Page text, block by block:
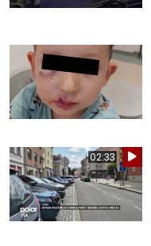
02:33